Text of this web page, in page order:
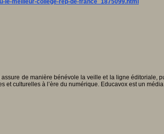
le-meilleur-college-rep-de-france_1875099.html
assure de manière bénévole la veille et la ligne éditoriale,
culturelles à l’ère du numérique. Educavox est un